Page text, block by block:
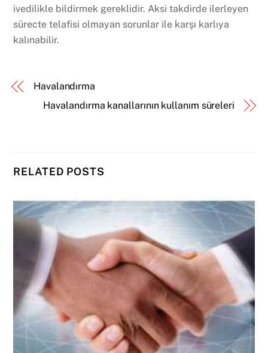
ivedilikle bildirmek gereklidir. Aksi takdirde ilerleyen
sürecte telafisi olmayan sorunlar ile karşı karlıya
kalınabilir.
Havalandırma
Havalandırma kanallarının kullanım süreleri
RELATED POSTS